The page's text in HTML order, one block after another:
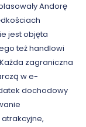
Andorę
jest objęta
też handlowi
zagraniczna
w e-
dochodowy